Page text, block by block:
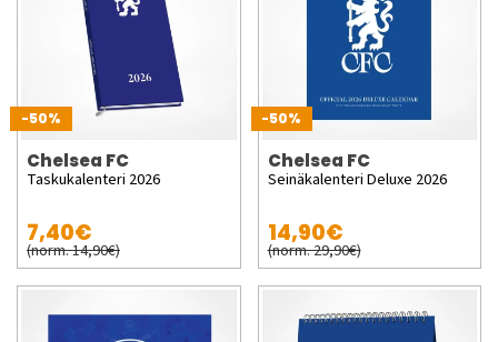
-50%
Chelsea FC
Taskukalenteri 2026
7,40€
(norm. 14,90€)
-50%
Chelsea FC
Seinäkalenteri Deluxe 2026
14,90€
(norm. 29,90€)